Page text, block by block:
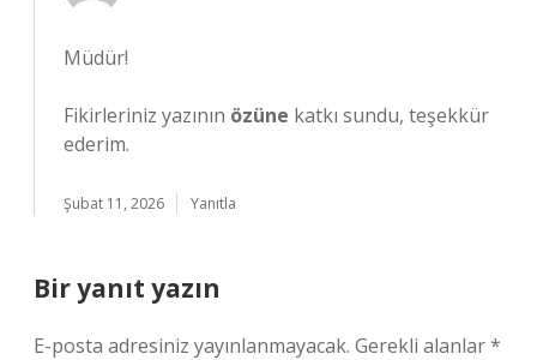
Müdür!
Fikirleriniz yazının özüne katkı sundu, teşekkür
ederim.
Şubat 11, 2026 Yanıtla
Bir yanıt yazın
E-posta adresiniz yayınlanmayacak. Gerekli alanlar*